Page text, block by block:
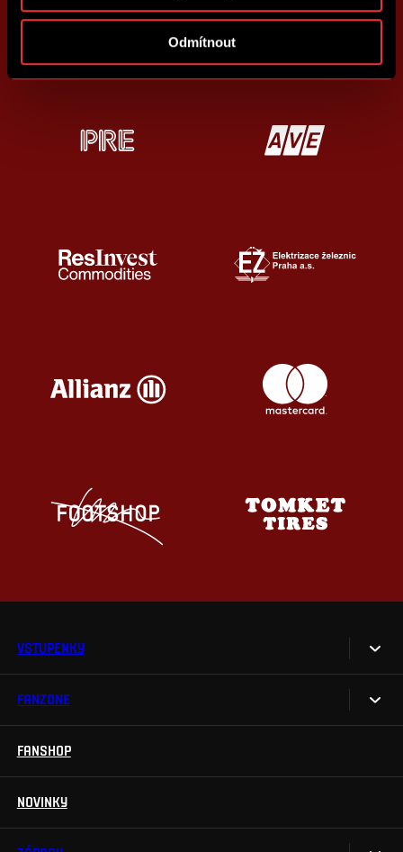
Odmítnout
VSTUPENKY
Vstupenky
Handicapovaní fanoušci
FANZONE
Sparta UNLIMITED.
FANSHOP
NOVINKY